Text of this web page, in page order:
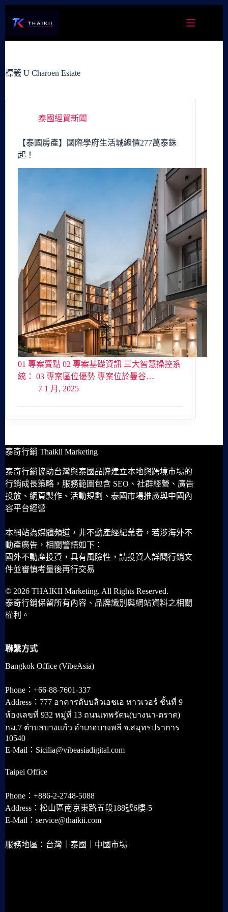
容
標籤 U Charoen Estate
泰國經貿新聞
【泰國房產】國際學府生活城總價277萬泰銖
起！
01 專案賣點 02 專案基礎資訊 三大智慧操控系
統： 03 專案區位優勢 專案位於曼谷…
7 1 月, 2025
泰奇行銷 Thaikii Marketing
泰奇行銷協助台灣與泰國品牌建立本地與跨境市場的
行銷成長策略，服務範圍包含 SEO、社群經營、廣告
投放、網頁製作、活動規劃、泰國市場推廣與中國內
容平台經營
本網站為媒體頻道，非不動產經紀業者，若涉海外不
動產廣告，相關警語如下：
國外不動產投資，具有風險性，請投資人詳閱行銷文
件並審慎考量後再行交易
© 2026 THAIKII Marketing. All Rights Reserved.
泰奇行銷保留所有內容、品牌識別與網站資料之相關
權利。
聯繫方式
Bangkok Office (VibeAsia)
Phone：+66-88-7601-337
Address：777 อาคารดับบลิวเอชเอ ทาวเวอร์ ชั้นที่ 9
ห้องเลขที่ 932 หมู่ที่ 13 ถนนเทพรัตน(บางนา-ตราด)
กม.7 ตำบลบางแก้ว อำเภอบางพลี จ.สมุทรปราการ
10540
E-Mail：Sicilia@vibeasiadigital.com
Taipei Office
Phone：+886-2-2748-5088
Address：松山區南京東路五段188號6樓-5
E-Mail：service@thaikii.com
服務地區：台灣｜泰國｜中國市場